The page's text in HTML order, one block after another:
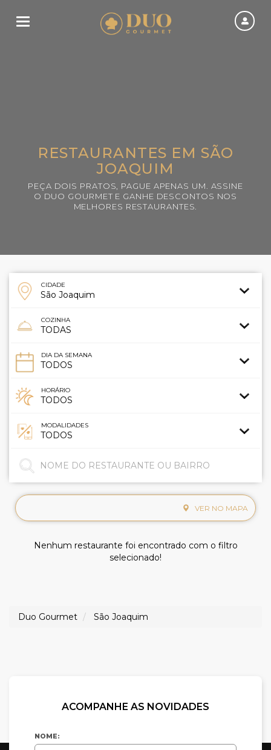
Toggle navigation
RESTAURANTES EM SÃO
JOAQUIM
PEÇA DOIS PRATOS, PAGUE APENAS UM. ASSINE
O DUO GOURMET E GANHE DESCONTOS NOS
MELHORES RESTAURANTES.
CIDADE
COZINHA
DIA DA SEMANA
HORÁRIO
MODALIDADES
VER NO MAPA
Nenhum restaurante foi encontrado com o filtro
selecionado!
Duo Gourmet São Joaquim
ACOMPANHE AS NOVIDADES
NOME: